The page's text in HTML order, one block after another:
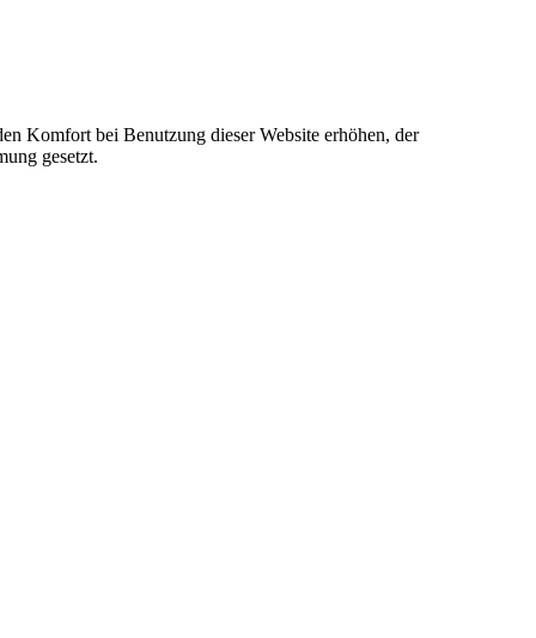
Komfort bei Benutzung dieser Website erhöhen, der
gesetzt.